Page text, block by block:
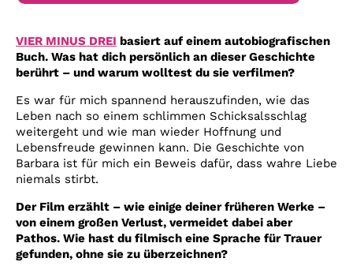
VIER MINUS DREI basiert auf einem autobiografischen
Buch. Was hat dich persönlich an dieser Geschichte
berührt – und warum wolltest du sie verfilmen?
Es war für mich spannend herauszufinden, wie das
Leben nach so einem schlimmen Schicksalsschlag
weitergeht und wie man wieder Hoffnung und
Lebensfreude gewinnen kann. Die Geschichte von
Barbara ist für mich ein Beweis dafür, dass wahre Liebe
niemals stirbt.
Der Film erzählt – wie einige deiner früheren Werke –
von einem großen Verlust, vermeidet dabei aber
Pathos. Wie hast du filmisch eine Sprache für Trauer
gefunden, ohne sie zu überzeichnen?